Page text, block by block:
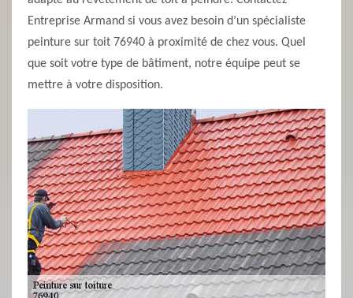
Entreprise Armand si vous avez besoin d’un spécialiste
peinture sur toit 76940 à proximité de chez vous. Quel
que soit votre type de bâtiment, notre équipe peut se
mettre à votre disposition.